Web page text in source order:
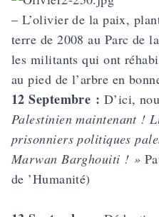
– L’olivier de la paix,
terre de 2008 au Parc de
les militants qui ont
au pied de l’arbre en
12 Septembre : D’ici,
Palestinien maintenant !
prisonniers politiques
Marwan Barghouiti ! »
de ’Humanité)